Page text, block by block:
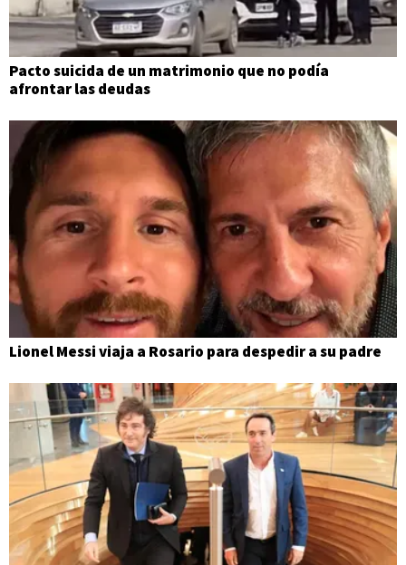
Pacto suicida de un matrimonio que no podía
afrontar las deudas
Lionel Messi viaja a Rosario para despedir a su padre